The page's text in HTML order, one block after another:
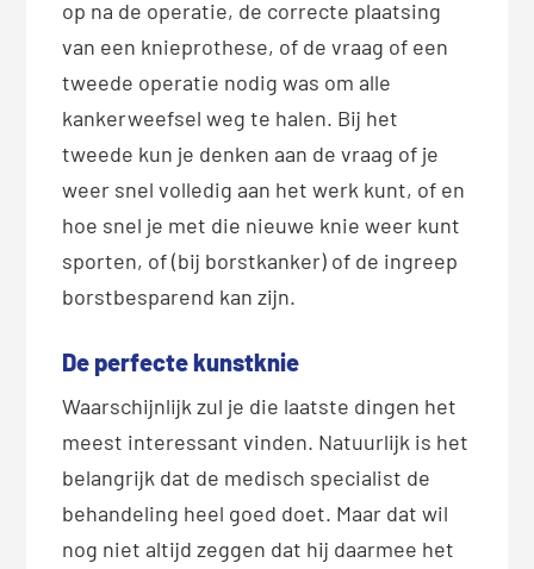
op na de operatie, de correcte plaatsing
van een knieprothese, of de vraag of een
tweede operatie nodig was om alle
kankerweefsel weg te halen. Bij het
tweede kun je denken aan de vraag of je
weer snel volledig aan het werk kunt, of en
hoe snel je met die nieuwe knie weer kunt
sporten, of (bij borstkanker) of de ingreep
borstbesparend kan zijn.
De perfecte kunstknie
Waarschijnlijk zul je die laatste dingen het
meest interessant vinden. Natuurlijk is het
belangrijk dat de medisch specialist de
behandeling heel goed doet. Maar dat wil
nog niet altijd zeggen dat hij daarmee het